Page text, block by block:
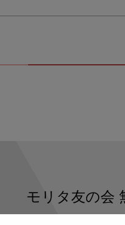
モリタ友の会